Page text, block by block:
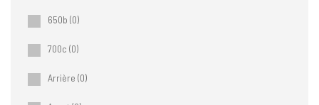
650b (0)
700c (0)
Arrière (0)